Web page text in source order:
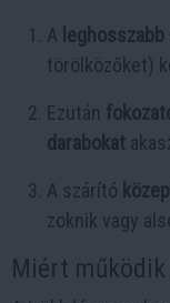
A
törölközőket)
Ezután
darabokat
A szárító
zoknik vagy
Miért